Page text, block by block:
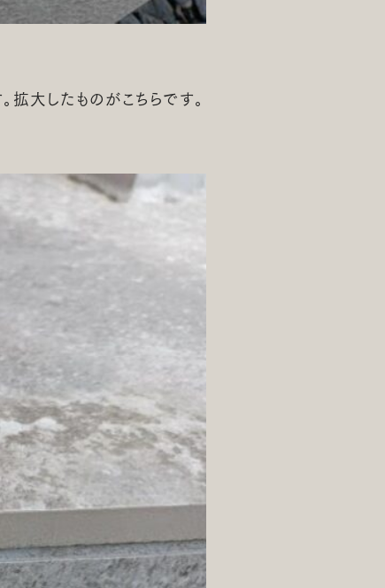
大したものがこちらです。